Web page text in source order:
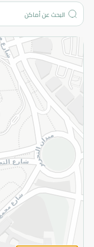
المزيد
الاسترجاع
سياسة الخصوصية
قم بالتسجيل للنشرة
©2026 - Spinneys | جميع الحقوق محفوظة